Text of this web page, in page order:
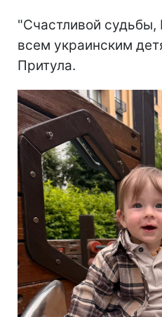
"Счастливой судьбы,
всем украинским
Притула.